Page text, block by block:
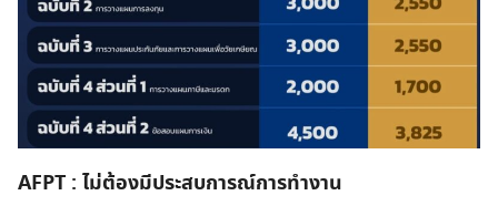
AFPT : ไม่ต้องมีประสบการณ์การทำงาน